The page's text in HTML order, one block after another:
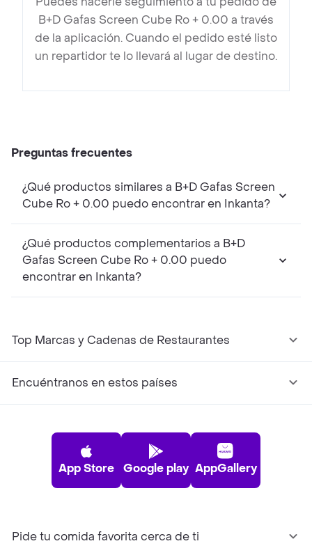
B+D Gafas Screen Cube Ro + 0.00 a través
de la aplicación. Cuando el pedido esté listo
un repartidor te lo llevará al lugar de destino.
Preguntas frecuentes
¿Qué productos similares a B+D Gafas Screen
Cube Ro + 0.00 puedo encontrar en Inkanta?
¿Qué productos complementarios a B+D
Gafas Screen Cube Ro + 0.00 puedo
encontrar en Inkanta?
Top Marcas y Cadenas de Restaurantes
Encuéntranos en estos países
App Store Google play AppGallery
Pide tu comida favorita cerca de ti